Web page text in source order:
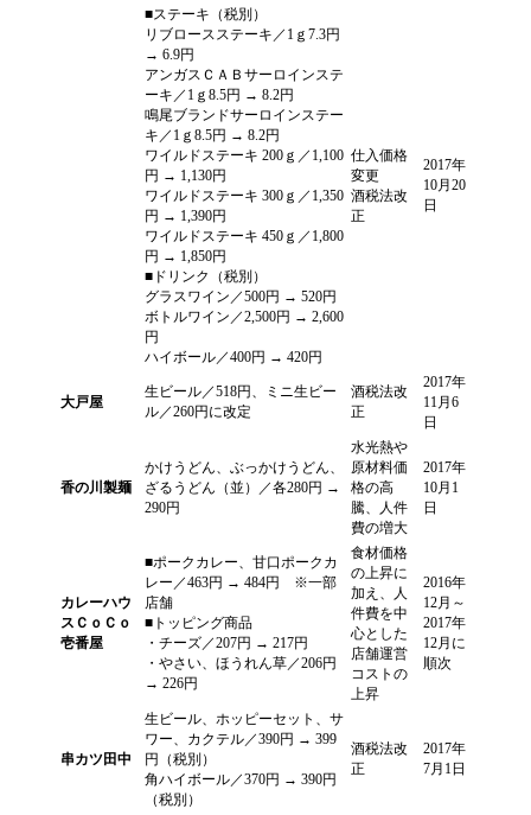
■ステーキ（税別）
リブロースステーキ／1ｇ7.3円
→ 6.9円
アンガスＣＡＢサーロインステ
ーキ／1ｇ8.5円 → 8.2円
鳴尾ブランドサーロインステー
キ／1ｇ8.5円 → 8.2円
ワイルドステーキ 200ｇ／1,100
円 → 1,130円
ワイルドステーキ 300ｇ／1,350
円 → 1,390円
ワイルドステーキ 450ｇ／1,800
円 → 1,850円
■ドリンク（税別）
グラスワイン／500円 → 520円
ボトルワイン／2,500円 → 2,600
円
ハイボール／400円 → 420円
仕入価格
変更
酒税法改
正
2017年
10月20
日
大戸屋
生ビール／518円、ミニ生ビー
ル／260円に改定
酒税法改
正
2017年
11月6
日
香の川製麺
かけうどん、ぶっかけうどん、
ざるうどん（並）／各280円 →
290円
水光熱や
原材料価
格の高
騰、人件
費の増大
2017年
10月1
日
カレーハウ
スＣｏＣｏ
壱番屋
■ポークカレー、甘口ポークカ
レー／463円 → 484円 ※一部
店舗
■トッピング商品
・チーズ／207円 → 217円
・やさい、ほうれん草／206円
→ 226円
食材価格
の上昇に
加え、人
件費を中
心とした
店舗運営
コストの
上昇
2016年
12月～
2017年
12月に
順次
串カツ田中
生ビール、ホッピーセット、サ
ワー、カクテル／390円 → 399
円（税別）
角ハイボール／370円 → 390円
（税別）
酒税法改
正
2017年
7月1日